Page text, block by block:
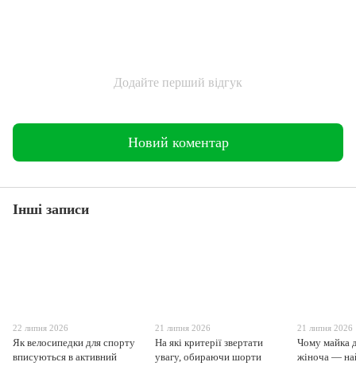
Додайте перший відгук
Новий коментар
Інші записи
22 липня 2026
Як велосипедки для спорту
вписуються в активний
21 липня 2026
На які критерії звертати
увагу, обираючи шорти
21 липня 2026
Чому майка
жіноча —